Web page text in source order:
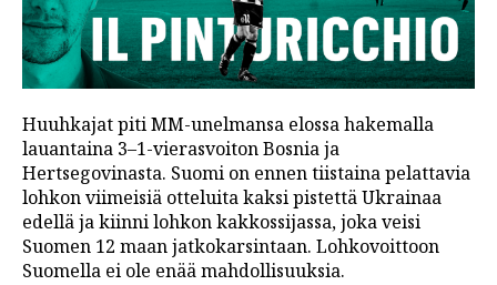
Huuhkajat piti MM-unelmansa elossa hakemalla
lauantaina 3–1-vierasvoiton Bosnia ja
Hertsegovinasta. Suomi on ennen tiistaina pelattavia
lohkon viimeisiä otteluita kaksi pistettä Ukrainaa
edellä ja kiinni lohkon kakkossijassa, joka veisi
Suomen 12 maan jatkokarsintaan. Lohkovoittoon
Suomella ei ole enää mahdollisuuksia.